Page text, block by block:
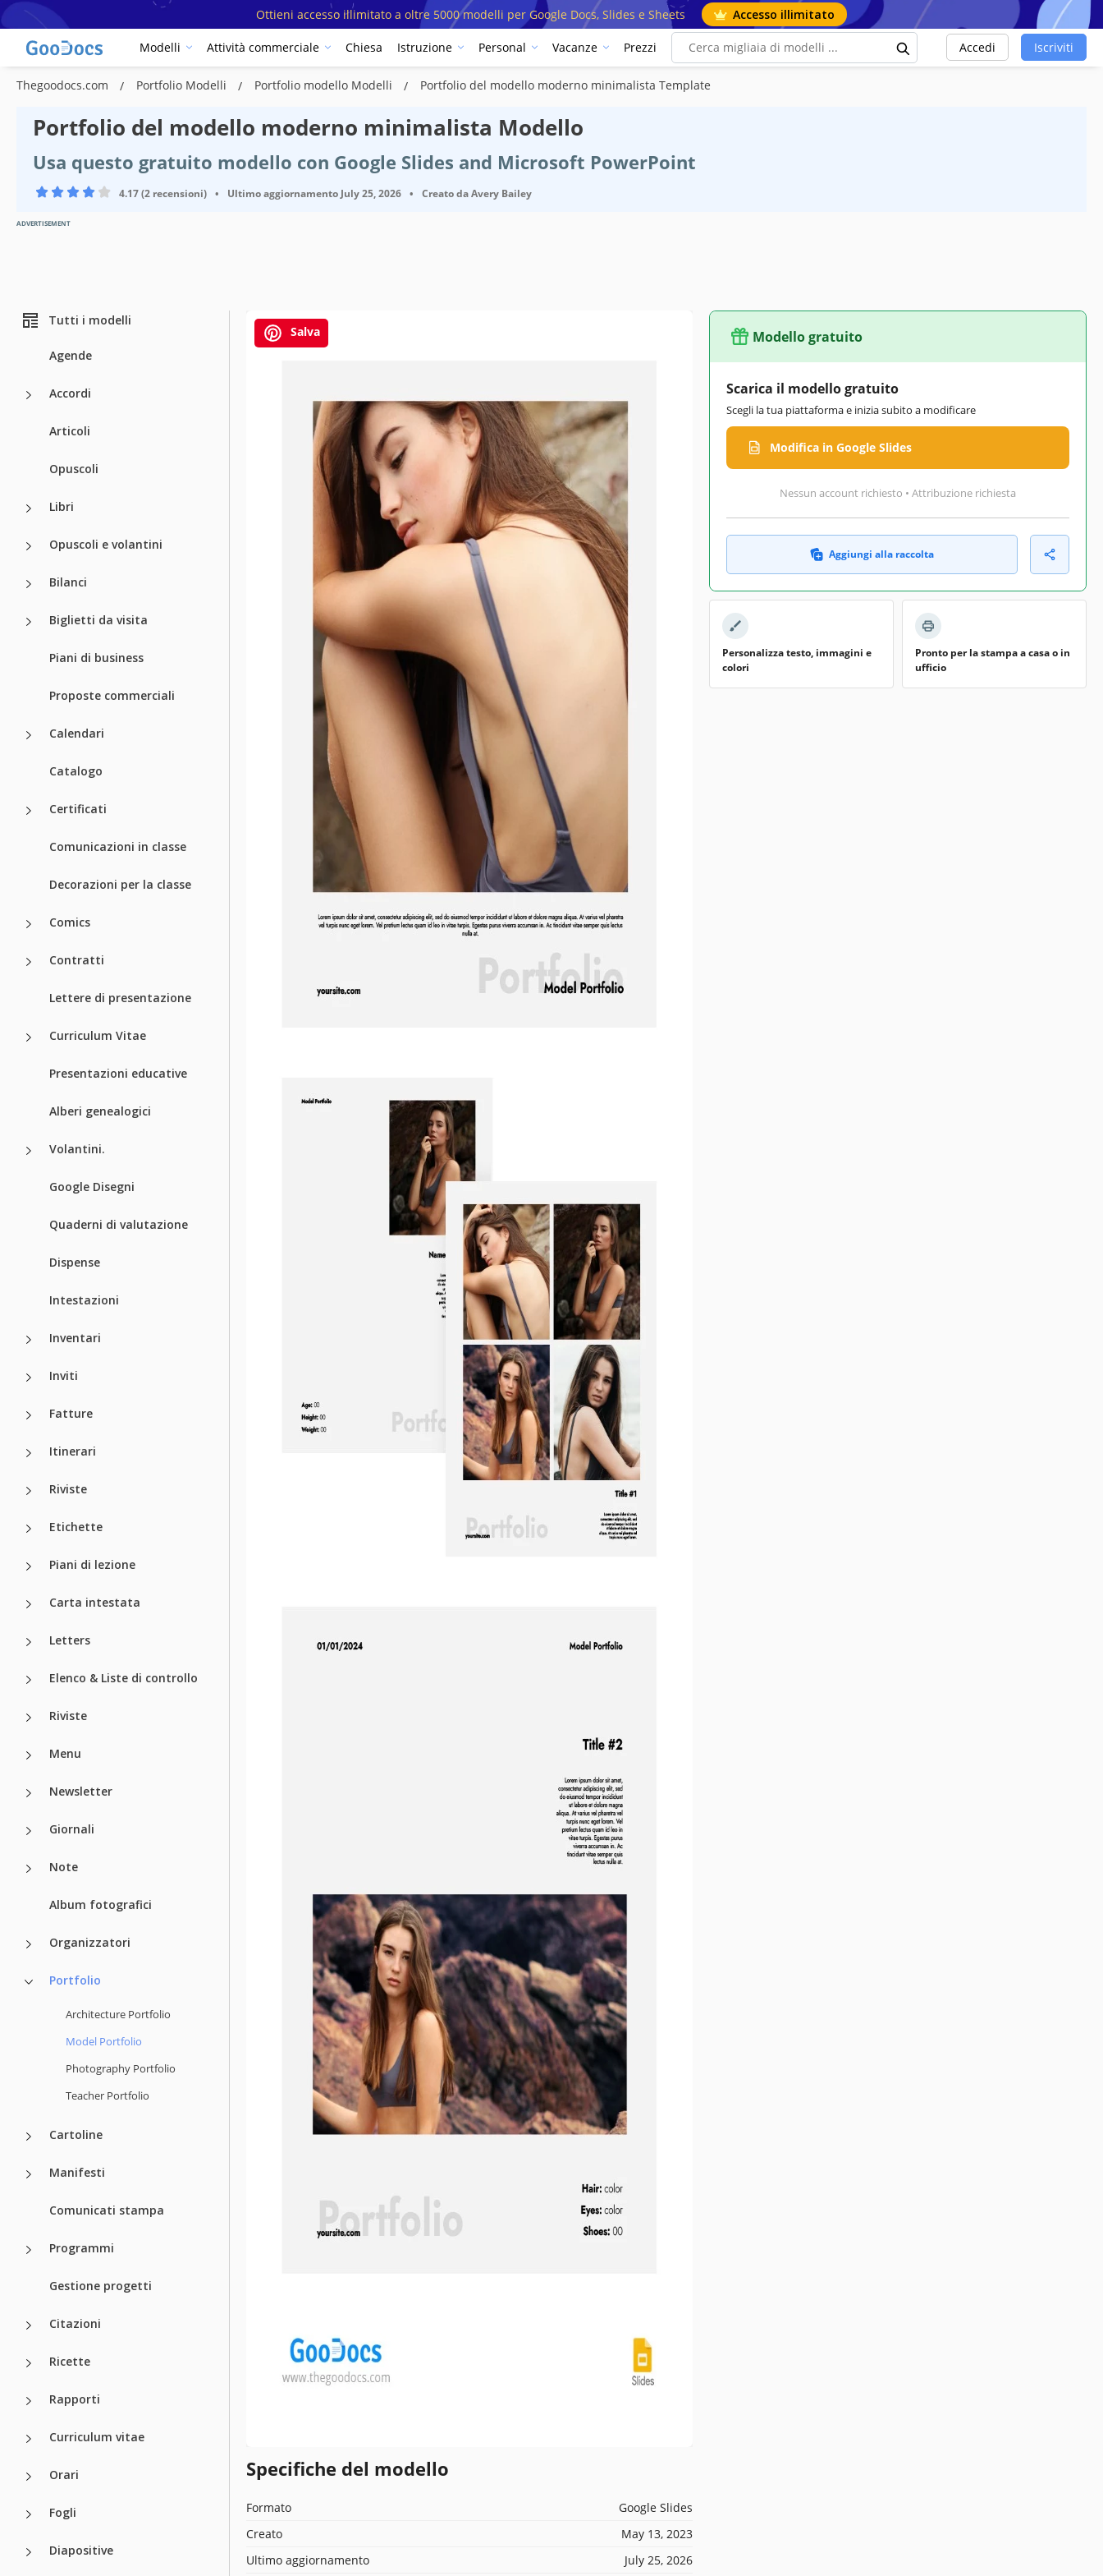
Ottieni accesso illimitato a oltre 5000 modelli per Google Docs, Slides e Sheets Accesso illimitato
Modelli Attività commerciale Chiesa Istruzione Personal Vacanze Prezzi Accedi Iscriviti
Thegoodocs.com Portfolio Modelli Portfolio modello Modelli Portfolio del modello moderno minimalista Template
Portfolio del modello moderno minimalista Modello
Usa questo gratuito modello con Google Slides and Microsoft PowerPoint
4.17 (2 recensioni) • Ultimo aggiornamento July 25, 2026 • Creato daAvery Bailey
ADVERTISEMENT
Tutti i modelli
Agende
Accordi
Articoli
Opuscoli
Libri
Opuscoli e volantini
Bilanci
Biglietti da visita
Piani di business
Proposte commerciali
Calendari
Catalogo
Certificati
Comunicazioni in classe
Decorazioni per la classe
Comics
Contratti
Lettere di presentazione
Curriculum Vitae
Presentazioni educative
Alberi genealogici
Volantini.
Google Disegni
Quaderni di valutazione
Dispense
Intestazioni
Inventari
Inviti
Fatture
Itinerari
Riviste
Etichette
Piani di lezione
Carta intestata
Letters
Elenco & Liste di controllo
Riviste
Menu
Newsletter
Giornali
Note
Album fotografici
Organizzatori
Portfolio
Architecture Portfolio
Model Portfolio
Photography Portfolio
Teacher Portfolio
Cartoline
Manifesti
Comunicati stampa
Programmi
Gestione progetti
Citazioni
Ricette
Rapporti
Curriculum vitae
Orari
Fogli
Diapositive
Salva
Specifiche del modello
Formato
Google Slides
Creato
May 13, 2023
Ultimo aggiornamento
July 25, 2026
Modello gratuito
Scarica il modello gratuito
Scegli la tua piattaforma e inizia subito a modificare
Modifica in Google Slides
Nessun account richiesto • Attribuzione richiesta
Aggiungi alla raccolta
Personalizza testo, immagini e
colori
Pronto per la stampa a casa o in
ufficio